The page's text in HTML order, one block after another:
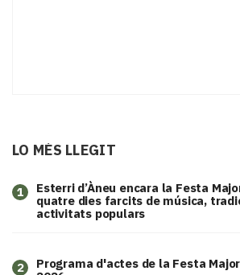
LO MÉS LLEGIT
1
Esterri d’Àneu encara la Festa
quatre dies farcits de música,
activitats populars
2
Programa d'actes de la Festa